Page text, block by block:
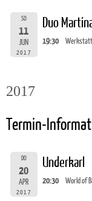
SO
11
JUN
2017
Duo
19:30 Werkstatt
2017
Termin-
DO
20
APR
2017
Underkarl
20:30 World of